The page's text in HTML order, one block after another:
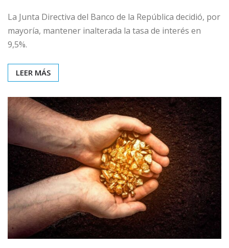
La Junta Directiva del Banco de la República decidió, por
mayoría, mantener inalterada la tasa de interés en
9,5%.
LEER MÁS